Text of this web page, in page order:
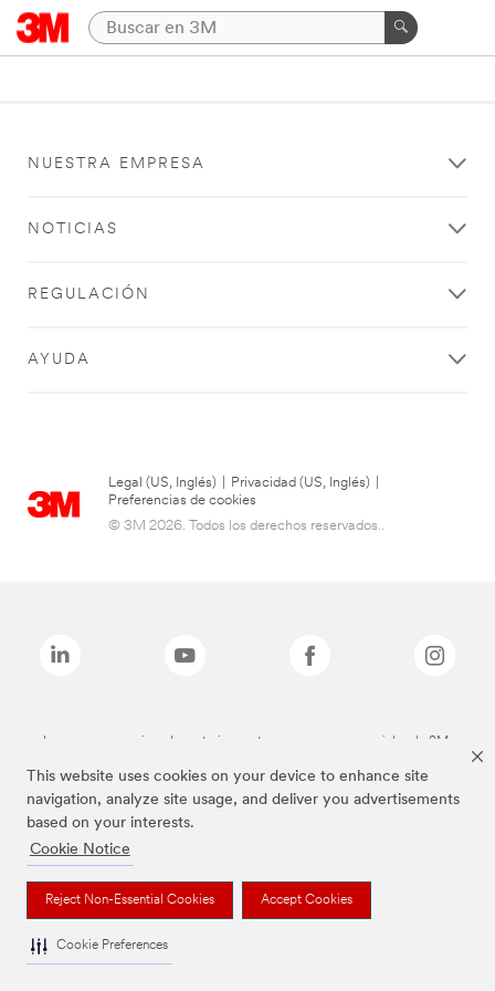
This website uses cookies on your device to enhance site
navigation, analyze site usage, and deliver you advertisements
based on your interests.
Cookie Notice
Reject Non-Essential Cookies Accept Cookies
Cookie Preferences
NUESTRA EMPRESA
NOTICIAS
REGULACIÓN
AYUDA
Legal (US, Inglés) Privacidad (US, Inglés)
Preferencias de cookies
© 3M 2026. Todos los derechos reservados..
Las marcas mencionadas anteriormente son marcas comerciales de 3M.